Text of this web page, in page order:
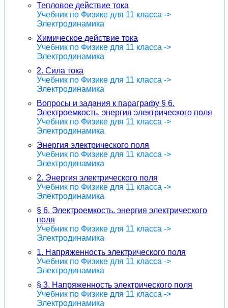
Тепловое действие тока
Учебник по Физике для 11 класса ->
Электродинамика
Химическое действие тока
Учебник по Физике для 11 класса ->
Электродинамика
2. Сила тока
Учебник по Физике для 11 класса ->
Электродинамика
Вопросы и задания к параграфу § 6.
Электроемкость. энергия электрического поля
Учебник по Физике для 11 класса ->
Электродинамика
Энергия электрического поля
Учебник по Физике для 11 класса ->
Электродинамика
2. Энергия электрического поля
Учебник по Физике для 11 класса ->
Электродинамика
§ 6. Электроемкость. энергия электрического
поля
Учебник по Физике для 11 класса ->
Электродинамика
1. Напряженность электрического поля
Учебник по Физике для 11 класса ->
Электродинамика
§ 3. Напряженность электрического поля
Учебник по Физике для 11 класса ->
Электродинамика